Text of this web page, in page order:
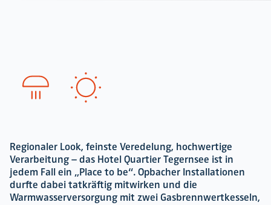
SprintChampion
Regionaler Look, feinste Veredelung, hochwertige
Verarbeitung – das Hotel Quartier Tegernsee ist in
jedem Fall ein „Place to be“. Opbacher Installationen
durfte dabei tatkräftig mitwirken und die
Warmwasserversorgung mit zwei Gasbrennwertkesseln,